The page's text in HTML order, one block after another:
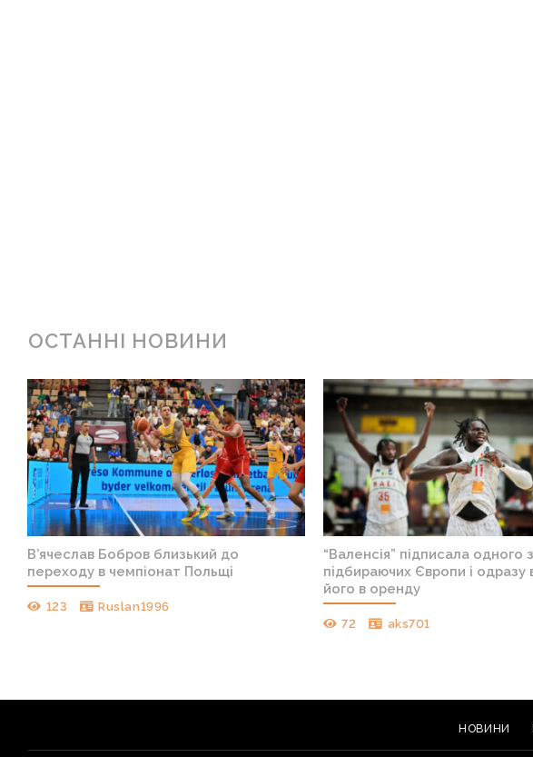
ОСТАННІ НОВИНИ
В’ячеслав Бобров близький до
переходу в чемпіонат Польщі
123 Ruslan1996
“Валенсія” підписала одного
підбираючих Європи і одразу
його в оренду
72 aks701
НОВИНИ